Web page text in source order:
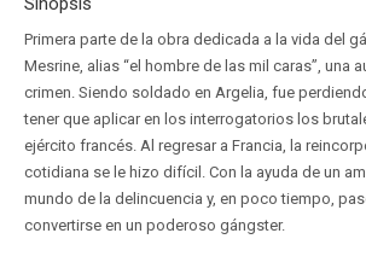
Primera parte de la obra dedicada a la vida del
Mesrine, alias “el hombre de las mil caras”, una
crimen. Siendo soldado en Argelia, fue
tener que aplicar en los interrogatorios los
ejército francés. Al regresar a Francia, la
cotidiana se le hizo difícil. Con la ayuda de un
mundo de la delincuencia y, en poco tiempo,
convertirse en un poderoso gángster.